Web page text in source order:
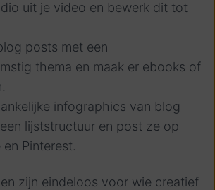
uit je video en bewerk dit tot
posts met een
thema en maak er ebooks of
infographics van blog
lijststructuur en post ze op
en Pinterest.
zijn eindeloos voor wie creatief